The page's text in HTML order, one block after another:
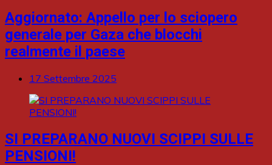
Aggiornato: Appello per lo sciopero
generale per Gaza che blocchi
realmente il paese
17 Settembre 2025
SI PREPARANO NUOVI SCIPPI SULLE
PENSIONI!